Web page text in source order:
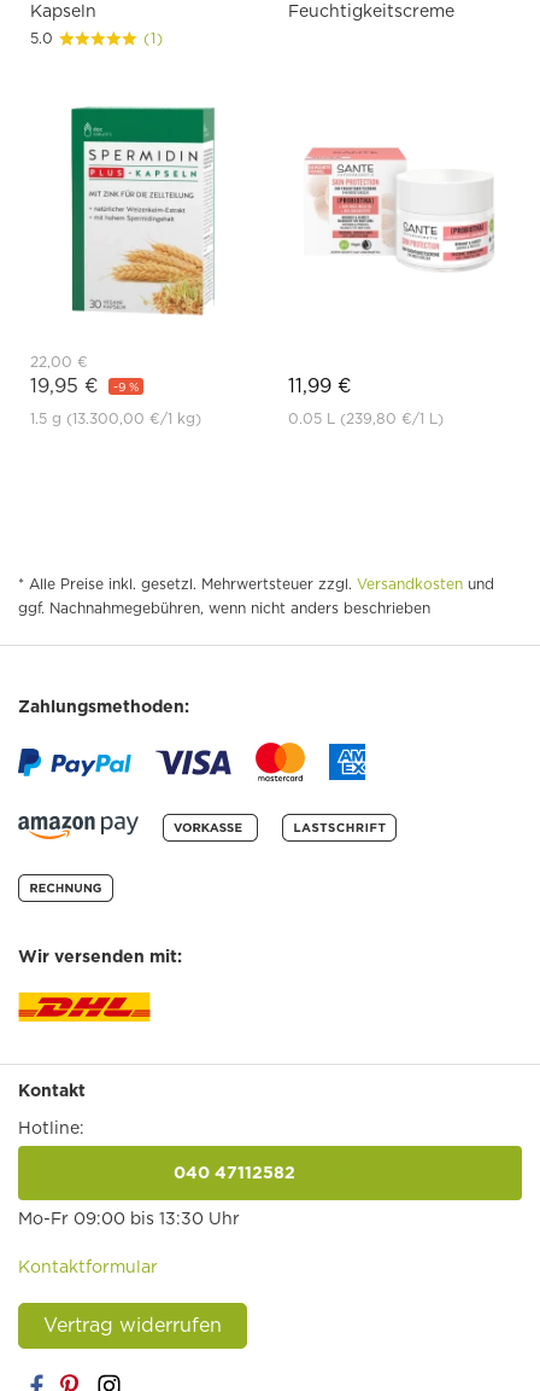
Kapseln
5.0 (1)
22,00 €
19,95 € -9 %
1.5 g (13.300,00 €/1 kg)
Feuchtigkeitscreme
11,99 €
0.05 L (239,80 €/1 L)
* Alle Preise inkl. gesetzl. Mehrwertsteuer zzgl. Versandkosten und
ggf. Nachnahmegebühren, wenn nicht anders beschrieben
Zahlungsmethoden:
Wir versenden mit:
Kontakt
Hotline:
040 47112582
Mo-Fr 09:00 bis 13:30 Uhr
Kontaktformular
Vertrag widerrufen